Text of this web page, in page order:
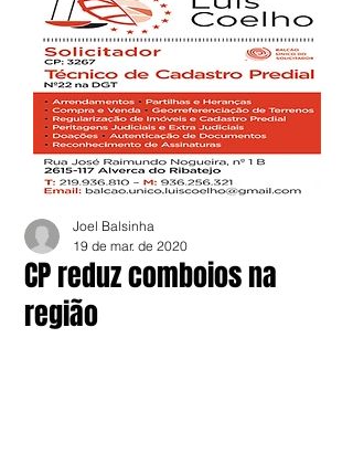
CP reduz comboios na
região
Joel Balsinha
19 de mar. de 2020